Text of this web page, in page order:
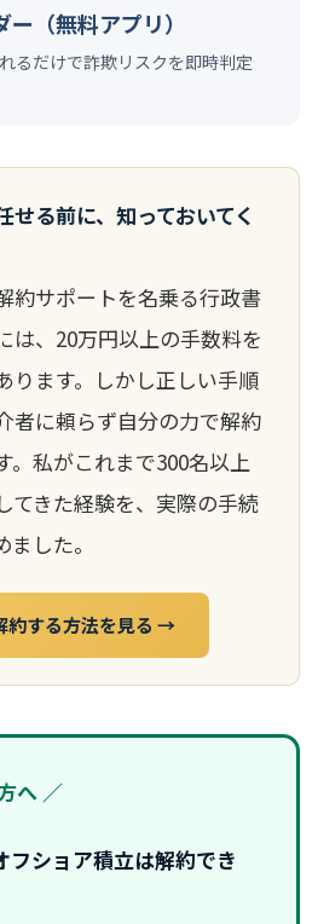
（無料アプリ）
るだけで詐欺リスクを即時判定
せる前に、知っておいてく
約サポートを名乗る行政書
は、20万円以上の手数料を
ります。しかし正しい手順
者に頼らず自分の力で解約
。私がこれまで300名以上
てきた経験を、実際の手続
した。
約する方法を見る →
へ ／
フショア積立は解約でき